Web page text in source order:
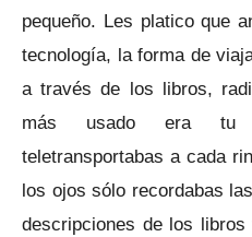
pequeño. Les platico que
tecnología, la forma de
a través de los libros,
más usado era tu
teletransportabas a cada
los ojos sólo recordabas
descripciones de los